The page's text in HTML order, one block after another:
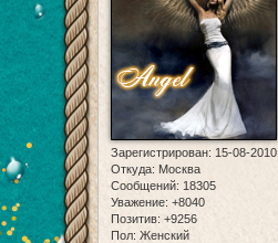
Зарегистрирован: 15-08-2010
Откуда: Москва
Сообщений: 18305
Уважение: +8040
Позитив: +9256
Пол: Женский